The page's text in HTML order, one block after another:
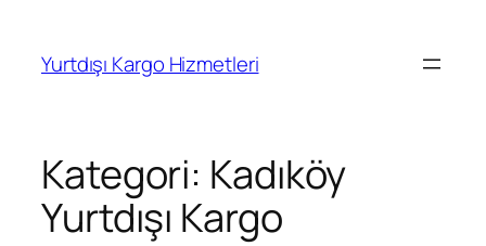
Yurtdışı Kargo Hizmetleri
Kategori: Kadıköy
Yurtdışı Kargo